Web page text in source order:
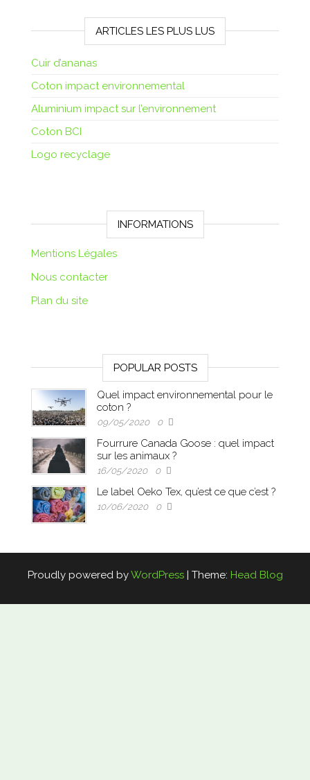
ARTICLES LES PLUS LUS
Cuir d’ananas
Coton impact environnemental
Aluminium impact sur l’environnement
Coton BCI
Logo recyclage
INFORMATIONS
Mentions Légales
Nous contacter
Plan du site
POPULAR POSTS
Quel impact environnemental pour le
coton ?
09/05/2020 0
Fourrure Canada Goose : quel impact
sur les animaux ?
16/05/2020 0
Le label Oeko Tex, qu’est ce que c’est ?
10/06/2020 0
Proudly powered byWordPress | Theme: Head Blog